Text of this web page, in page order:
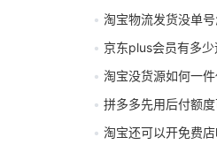
淘宝物流发货没单
京东plus会员有多少
淘宝没货源如何一
拼多多先用后付额
淘宝还可以开免费